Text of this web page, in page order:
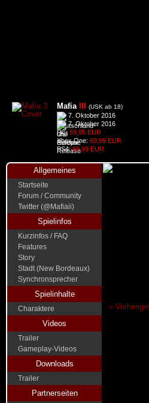
Mafia (USK ab 18)
7. Oktober 2016
7. Oktober 2016
PC: 59,95 EUR
Xbox One: 69,99 EUR
PS4:69,99 EUR
Allgemeines
Startseite
Forum / Community
Twitter (@Mafiaii)
Spielinfos
Kurzinfos / FAQ
Features
Story
Stadt (New Bordeaux)
Synchronsprecher
Spielinhalte
Charaktere
Videos
Trailer
Gameplay-Videos
Downloads
Trailer
Partnerseiten
«